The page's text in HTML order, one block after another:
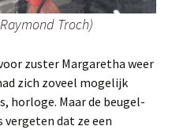
Troch)
zuster Margaretha weer
zich zoveel mogelijk
horloge. Maar de beugel-
vergeten dat ze een